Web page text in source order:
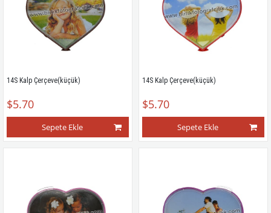
14S Kalp Çerçeve(küçük)
$5.70
Sepete Ekle
14S Kalp Çerçeve(küçük)
$5.70
Sepete Ekle